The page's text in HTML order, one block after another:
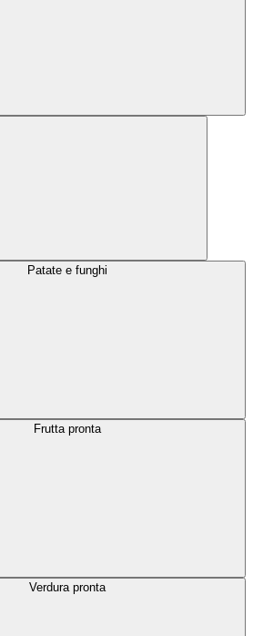
Patate e funghi
Frutta pronta
Verdura pronta